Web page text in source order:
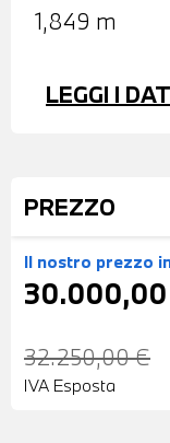
1,849 m
LEGGI I
PREZZO
Il nostro prezzo
32.250,00 €
IVA Esposta